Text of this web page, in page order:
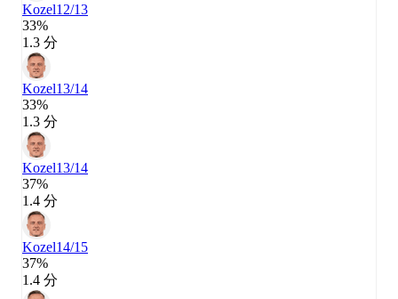
Kozel12/13
33%
1.3 分
Kozel13/14
33%
1.3 分
Kozel13/14
37%
1.4 分
Kozel14/15
37%
1.4 分